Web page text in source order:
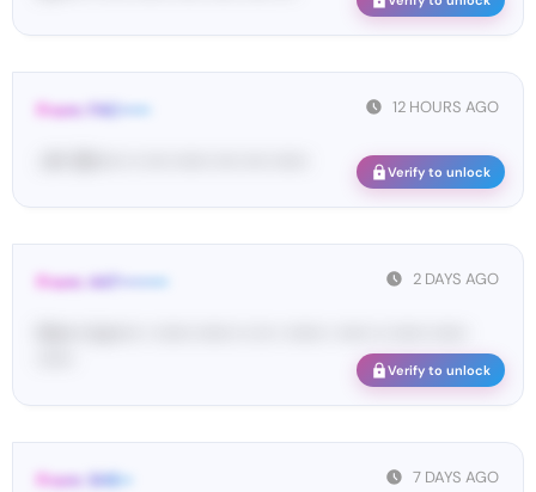
12 HOURS AGO
From: FAC•••••
Verify to unlock
2 DAYS AGO
From: 447••••••••
Verify to unlock
7 DAYS AGO
From: SHE••